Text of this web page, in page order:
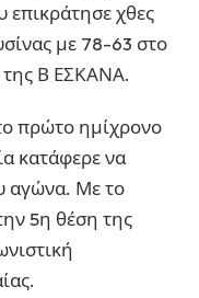
χθες
με 78-63 στο
της Β ΕΣΚΑΝΑ.
πρώτο ημίχρονο
κατάφερε να
αγώνα. Με το
5η θέση της